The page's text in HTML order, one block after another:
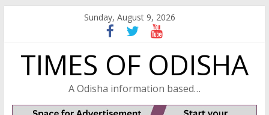
Sunday, August 9, 2026
TIMES OF ODISHA
A Odisha information based…